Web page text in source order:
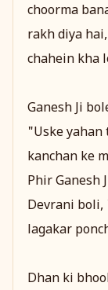
choorma
rakh diya
chahein kha
Ganesh Ji
"Uske
kanchan ke
Phir Ganesh
Devrani
lagakar
Dhan ki